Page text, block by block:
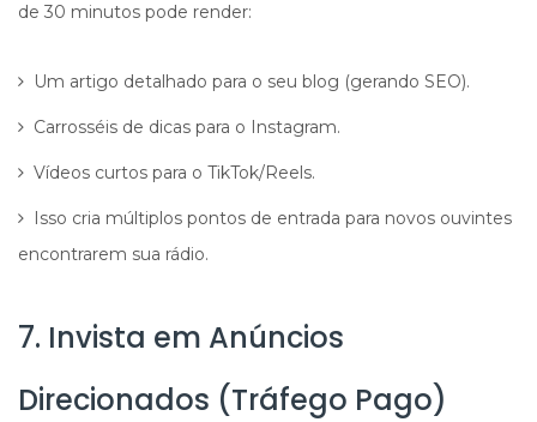
de 30 minutos pode render:
Um artigo detalhado para o seu blog (gerando SEO).
Carrosséis de dicas para o Instagram.
Vídeos curtos para o TikTok/Reels.
Isso cria múltiplos pontos de entrada para novos ouvintes
encontrarem sua rádio.
7. Invista em Anúncios
Direcionados (Tráfego Pago)